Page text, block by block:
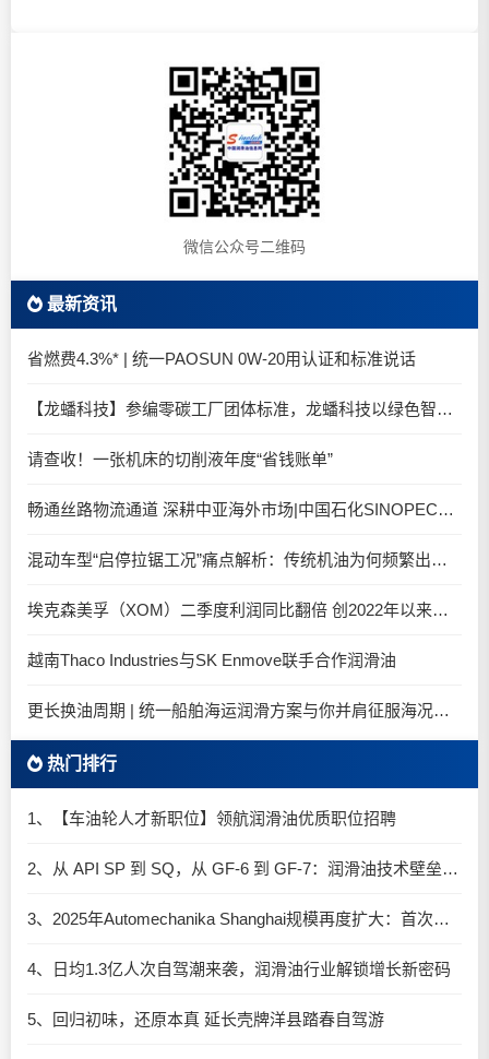
微信公众号二维码
最新资讯
省燃费4.3%* | 统一PAOSUN 0W-20用认证和标准说话
【龙蟠科技】参编零碳工厂团体标准，龙蟠科技以绿色智造锚定零碳未来
请查收！一张机床的切削液年度“省钱账单”
畅通丝路物流通道 深耕中亚海外市场|中国石化SINOPEC润滑油北京-阿拉木图图定班列顺利抵达
混动车型“启停拉锯工况”痛点解析：传统机油为何频繁出现油泥堆积？
埃克森美孚（XOM）二季度利润同比翻倍 创2022年以来新高
越南Thaco Industries与SK Enmove联手合作润滑油
更长换油周期 | 统一船舶海运润滑方案与你并肩征服海况运维考验
热门排行
1、【车油轮人才新职位】领航润滑油优质职位招聘
2、从 API SP 到 SQ，从 GF-6 到 GF-7：润滑油技术壁垒再升高，你准备好了吗？
3、2025年Automechanika Shanghai规模再度扩大：首次启用国家会展中心（上海）全部15个展馆
4、日均1.3亿人次自驾潮来袭，润滑油行业解锁增长新密码​
5、回归初味，还原本真 延长壳牌洋县踏春自驾游